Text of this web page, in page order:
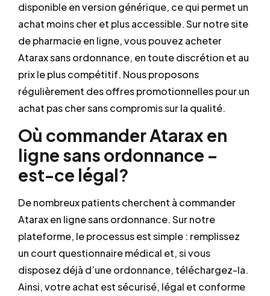
disponible en version générique, ce qui permet un
achat moins cher et plus accessible. Sur notre site
de pharmacie en ligne, vous pouvez acheter
Atarax sans ordonnance, en toute discrétion et au
prix le plus compétitif. Nous proposons
régulièrement des offres promotionnelles pour un
achat pas cher sans compromis sur la qualité.
Où commander Atarax en
ligne sans ordonnance –
est-ce légal?
De nombreux patients cherchent à commander
Atarax en ligne sans ordonnance. Sur notre
plateforme, le processus est simple : remplissez
un court questionnaire médical et, si vous
disposez déjà d’une ordonnance, téléchargez-la.
Ainsi, votre achat est sécurisé, légal et conforme